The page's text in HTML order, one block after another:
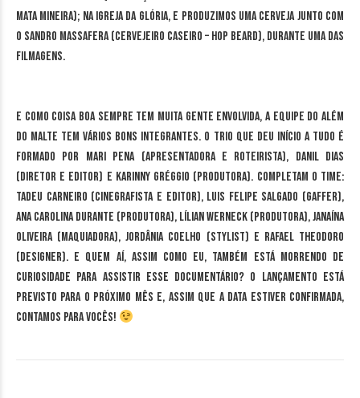
Mata Mineira); na Igreja da Glória, e produzimos uma cerveja junto com
o Sandro Massafera (cervejeiro caseiro – Hop Beard), durante uma das
filmagens.
E como coisa boa sempre tem muita gente envolvida, a equipe do Além
do Malte tem vários bons integrantes. O trio que deu início a tudo é
formado por Mari Pena (apresentadora e roteirista), Danil Dias
(diretor e editor) e Karinny Gréggio (produtora). Completam o time:
Tadeu Carneiro (cinegrafista e editor), Luis Felipe Salgado (gaffer),
Ana Carolina Durante (produtora), Lílian Werneck (produtora), Janaína
Oliveira (maquiadora), Jordânia Coelho (stylist) e Rafael Theodoro
(designer). E quem aí, assim como eu, também está morrendo de
curiosidade para assistir esse documentário? O lançamento está
previsto para o próximo mês e, assim que a data estiver confirmada,
contamos para vocês!